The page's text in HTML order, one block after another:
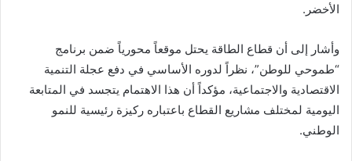
الأخضر.
وأشار إلى أن قطاع الطاقة يحتل موقعاً محورياً ضمن برنامج
“طموحي للوطن”، نظراً لدوره الأساسي في دفع عجلة التنمية
الاقتصادية والاجتماعية، مؤكداً أن هذا الاهتمام يتجسد في المتابعة
اليومية لمختلف مشاريع القطاع باعتباره ركيزة رئيسية للنمو
الوطني.